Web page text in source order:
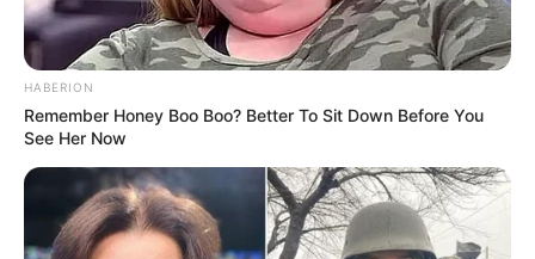
ГАРЯЧI ПОДІЇ
До $20 тисяч за «списання»: на
Закарпатті розслідують схему з
військовозобов’язаними —
підозри отримали екскерівники
Мукачівського ТЦК
07.08.2026
HABERION
Remember Honey Boo Boo? Better To Sit Down Before You
See Her Now